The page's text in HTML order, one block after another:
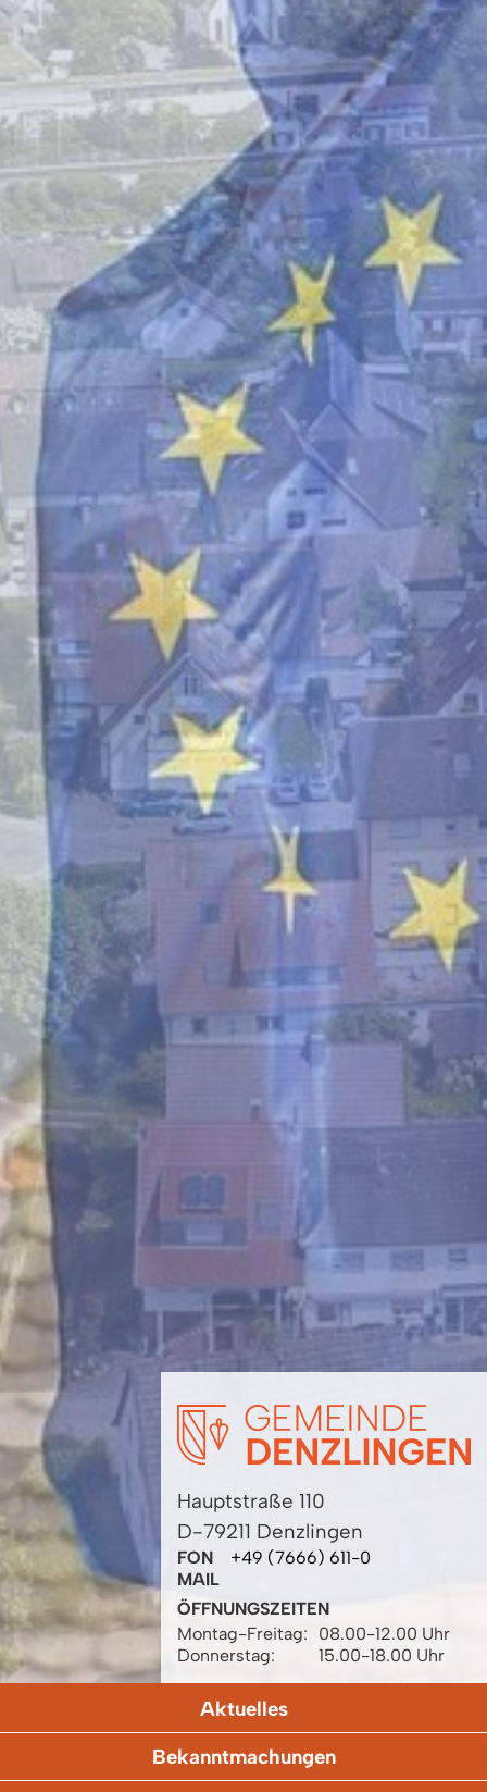
Hauptstraße 110
D-79211 Denzlingen
FON
+49 (7666) 611-0
MAIL
ÖFFNUNGSZEITEN
Montag-Freitag:
08.00-12.00 Uhr
Donnerstag:
15.00-18.00 Uhr
Aktuelles
Bekanntmachungen